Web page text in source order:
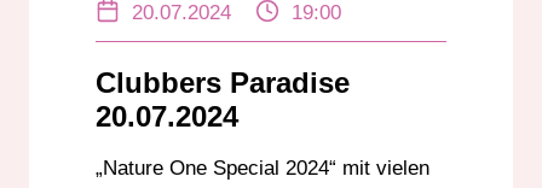
RADIO DARMSTADT
20.07.2024 19:00
Clubbers Paradise
20.07.2024
„Nature One Special 2024“ mit vielen